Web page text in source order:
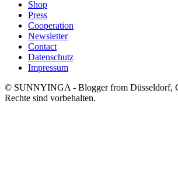
Shop
Press
Cooperation
Newsletter
Contact
Datenschutz
Impressum
© SUNNYINGA - Blogger from Düsseldorf,
Rechte sind vorbehalten.